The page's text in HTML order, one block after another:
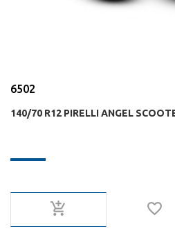
6502
140/70 R12 PIRELLI ANGEL